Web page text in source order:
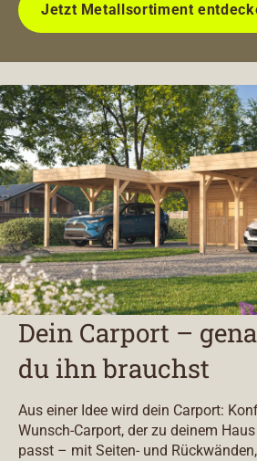
Jetzt Metallsortiment
Dein Carport –
du ihn brauchst
Aus einer Idee wird dein Carport:
Wunsch-Carport, der zu deinem
passt – mit Seiten- und